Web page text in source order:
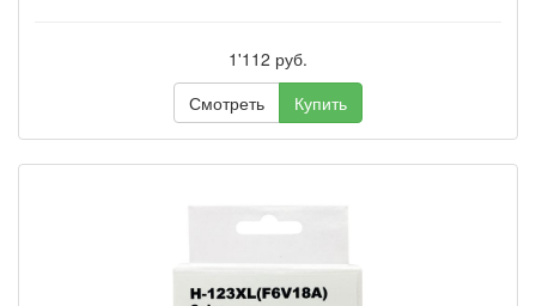
1'112 руб.
Смотреть
Купить